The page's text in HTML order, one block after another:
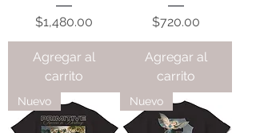
Precio
$1,480.00
Agregar al
carrito
Precio
$720.00
Agregar al
carrito
Nuevo Nuevo